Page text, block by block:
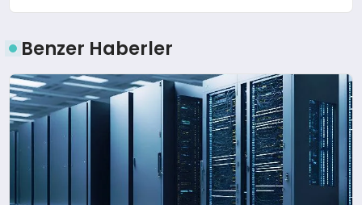
Benzer Haberler